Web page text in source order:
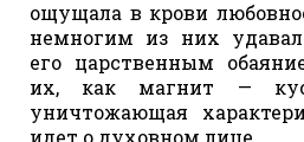
ощущала в крови
немногим из них
его царственным
их, как магнит —
уничтожающая
идет о духовном лице.